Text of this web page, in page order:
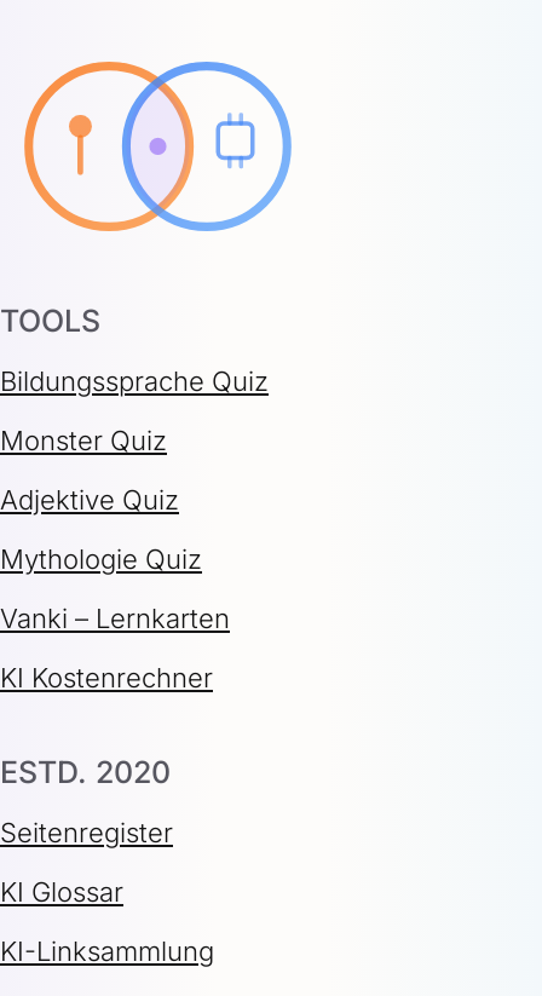
TOOLS
Bildungssprache Quiz
Monster Quiz
Adjektive Quiz
Mythologie Quiz
Vanki – Lernkarten
KI Kostenrechner
ESTD. 2020
Seitenregister
KI Glossar
KI-Linksammlung